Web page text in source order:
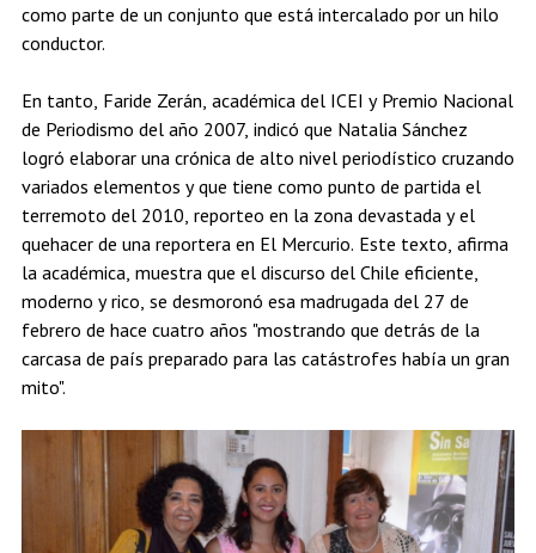
como parte de un conjunto que está intercalado por un hilo
conductor.
En tanto, Faride Zerán, académica del ICEI y Premio Nacional
de Periodismo del año 2007, indicó que Natalia Sánchez
logró elaborar una crónica de alto nivel periodístico cruzando
variados elementos y que tiene como punto de partida el
terremoto del 2010, reporteo en la zona devastada y el
quehacer de una reportera en El Mercurio. Este texto, afirma
la académica, muestra que el discurso del Chile eficiente,
moderno y rico, se desmoronó esa madrugada del 27 de
febrero de hace cuatro años "mostrando que detrás de la
carcasa de país preparado para las catástrofes había un gran
mito".